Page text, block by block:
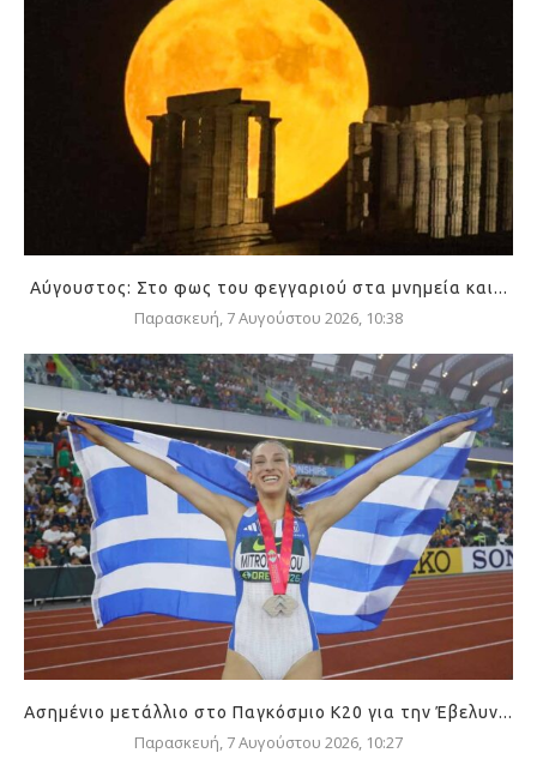
Αύγουστος: Στο φως του φεγγαριού στα μνημεία και...
Παρασκευή, 7 Αυγούστου 2026, 10:38
Ασημένιο μετάλλιο στο Παγκόσμιο Κ20 για την Έβελυν...
Παρασκευή, 7 Αυγούστου 2026, 10:27